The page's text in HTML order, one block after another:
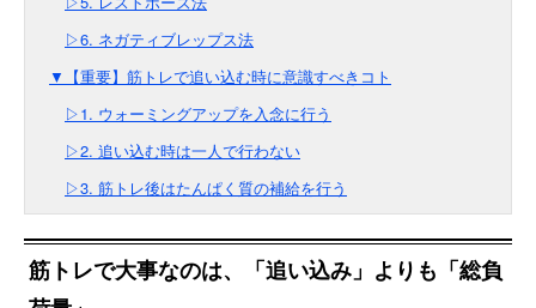
▷6. ネガティブレップス法
▼【重要】筋トレで追い込む時に意識すべきコト
▷1. ウォーミングアップを入念に行う
▷2. 追い込む時は一人で行わない
▷3. 筋トレ後はたんぱく質の補給を行う
筋トレで大事なのは、「追い込み」よりも「総負